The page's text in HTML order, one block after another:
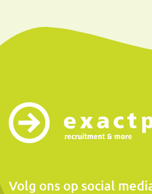
Volg ons op social